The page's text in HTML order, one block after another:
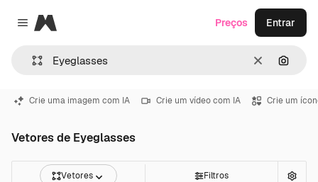
Close menu
Magnific
Limpar
Preços Entrar
Crie uma imagem com IA Crie um vídeo com IA Crie um
Vetores de Eyeglasses
Vetores Filtros